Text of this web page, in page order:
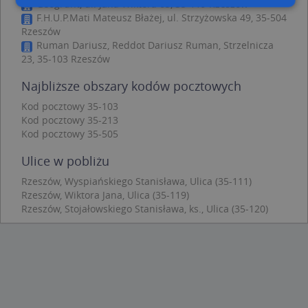
Geogrunt, ul. Jana Wiktora 65, 35-119 Rzeszów
F.H.U.P.Mati Mateusz Błażej, ul. Strzyżowska 49, 35-504
Rzeszów
Ruman Dariusz, Reddot Dariusz Ruman, Strzelnicza
23, 35-103 Rzeszów
Najbliższe obszary kodów pocztowych
Kod pocztowy 35-103
Kod pocztowy 35-213
Kod pocztowy 35-505
Ulice w pobliżu
Rzeszów, Wyspiańskiego Stanisława, Ulica (35-111)
Rzeszów, Wiktora Jana, Ulica (35-119)
Rzeszów, Stojałowskiego Stanisława, ks., Ulica (35-120)
Funkcjonalność
Niezbędne pliki cookie umożliwiają korzystanie z
podstawowych funkcji strony internetowej, takich
jak logowanie użytkownika i zarządzanie kontem.
Bez niezbędnych plików cookie nie można
prawidłowo korzystać ze strony internetowej.
APPSESSID .targeo.pl
CookieScriptConsent
CookieScript
.targeo.pl